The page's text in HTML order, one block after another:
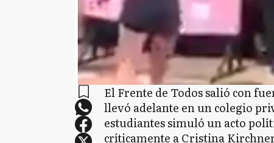
El Frente de Todos salió con
llevó adelante en un colegio
estudiantes simuló un acto
críticamente a Cristina